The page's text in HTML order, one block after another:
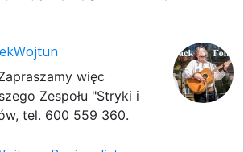
więc
Zespołu "Stryki i
tel. 600 559 360.